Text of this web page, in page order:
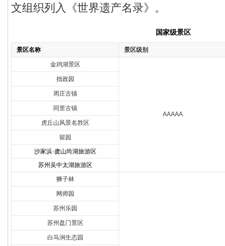
文组织列入《世界遗产名录》。
国家级景区
景区名称 景区级别
金鸡湖景区
AAAAA
拙政园
周庄古镇
同里古镇
虎丘山风景名胜区
留园
沙家浜·虞山尚湖旅游区
苏州吴中太湖旅游区
狮子林
网师园
苏州乐园
苏州盘门景区
白马涧生态园